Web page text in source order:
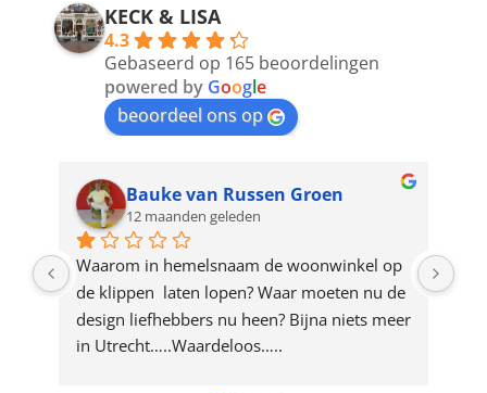
address
product
KECK & LISA
4.3
Gebaseerd op 165 beoordelingen
powered by Google
beoordeel ons op
Bauke van Russen Groen
12 maanden geleden
Waarom in hemelsnaam de woonwinkel op
de klippen  laten lopen? Waar moeten nu de
design liefhebbers nu heen? Bijna niets meer
in Utrecht…..Waardeloos…..